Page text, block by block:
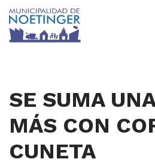
Saltar
SE SUMA
MÁS CON
CUNETA